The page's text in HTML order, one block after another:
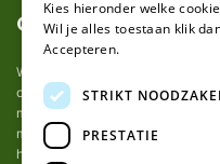
Over ons
Wij van robotmaaier-mesjes.nl
onderhoud van robot
maken. Uit ervaring merkten
messen voor een
het u makkelijk te maken om
Kies hieronder welke
Wil je alles toestaan klik
Accepteren.
STRIKT
PRESTATIE